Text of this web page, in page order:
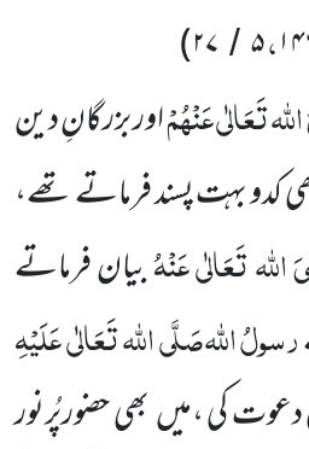
،۵ / ۲۷)
تَعَالٰی عَنْہُمْاور بزرگانِ دین
کدو بہت پسند فرماتے تھے،
تَعَالٰی عَنْہُبیان فرماتے
رسولُاللہصَلَّی اللہ تَعَالٰی عَلَیْہِ
دعوت کی ،میںبھی حضورپُرنور